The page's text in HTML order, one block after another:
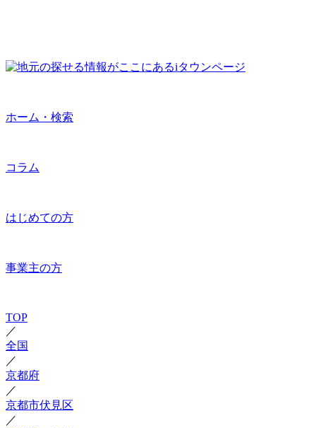
ホーム・検索
コラム
はじめての方
事業主の方
TOP
／
全国
／
京都府
／
京都市伏見区
／